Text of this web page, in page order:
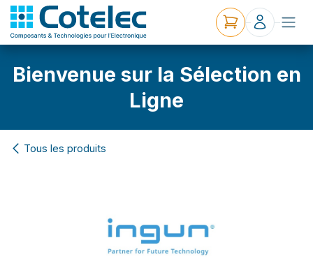
Bienvenue sur la Sélection en
Ligne
Tous les produits